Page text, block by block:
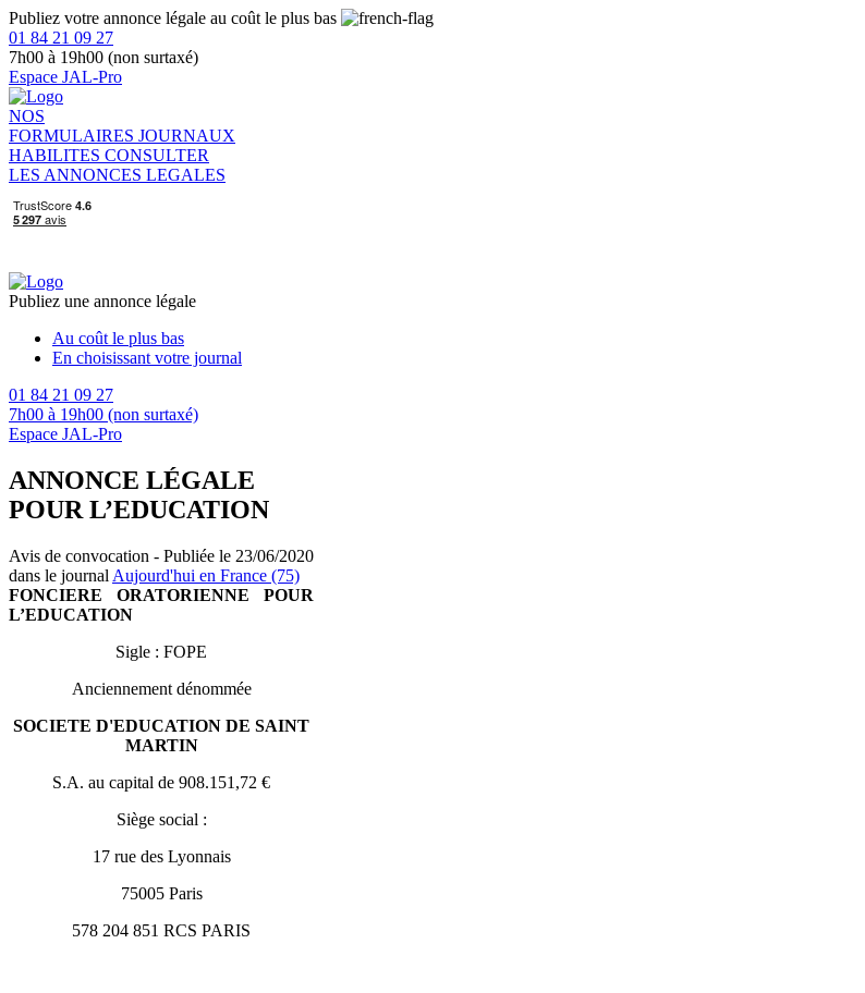
Publiez votre annonce légale au coût le plus bas
01 84 21 09 27
7h00 à 19h00 (non surtaxé)
Espace JAL-Pro
NOS
FORMULAIRES JOURNAUX
HABILITES CONSULTER
LES ANNONCES LEGALES
Publiez une annonce légale
Au coût le plus bas
En choisissant votre journal
01 84 21 09 27
7h00 à 19h00 (non surtaxé)
Espace JAL-Pro
ANNONCE LÉGALE
POUR L’EDUCATION
Avis de convocation - Publiée le 23/06/2020
dans le journal Aujourd'hui en France (75)
FONCIERE ORATORIENNE POUR
L’EDUCATION
Sigle : FOPE
Anciennement dénommée
SOCIETE D'EDUCATION DE SAINT
MARTIN
S.A. au capital de 908.151,72 €
Siège social :
17 rue des Lyonnais
75005 Paris
578 204 851 RCS PARIS